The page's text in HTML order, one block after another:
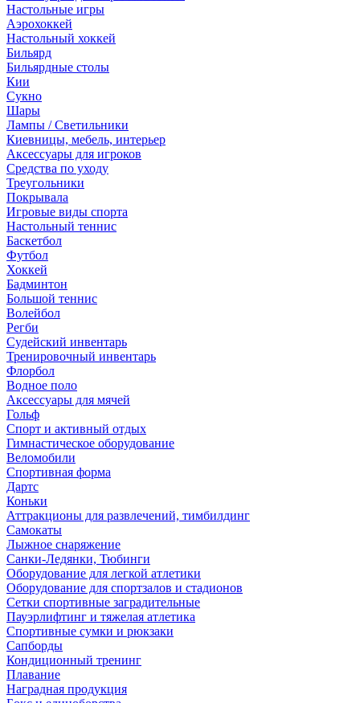
Настольные игры
Аэрохоккей
Настольный хоккей
Бильярд
Бильярдные столы
Кии
Сукно
Шары
Лампы / Светильники
Киевницы, мебель, интерьер
Аксессуары для игроков
Средства по уходу
Треугольники
Покрывала
Игровые виды спорта
Настольный теннис
Баскетбол
Футбол
Хоккей
Бадминтон
Большой теннис
Волейбол
Регби
Судейский инвентарь
Тренировочный инвентарь
Флорбол
Водное поло
Аксессуары для мячей
Гольф
Спорт и активный отдых
Гимнастическое оборудование
Веломобили
Спортивная форма
Дартс
Коньки
Аттракционы для развлечений, тимбилдинг
Самокаты
Лыжное снаряжение
Санки-Ледянки, Тюбинги
Оборудование для легкой атлетики
Оборудование для спортзалов и стадионов
Сетки спортивные заградительные
Пауэрлифтинг и тяжелая атлетика
Спортивные сумки и рюкзаки
Сапборды
Кондиционный тренинг
Плавание
Наградная продукция